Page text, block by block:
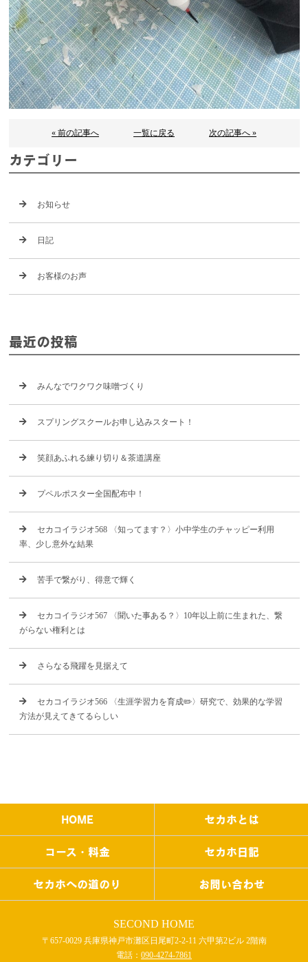
« 前の記事へ 一覧に戻る 次の記事へ »
カテゴリー
お知らせ
日記
お客様のお声
最近の投稿
みんなでワクワク味噌づくり
スプリングスクールお申し込みスタート！
笑顔あふれる練り切り＆茶道講座
プペルポスター全国配布中！
セカコイラジオ568 〈知ってます？〉小中学生のチャッピー利用
率、少し意外な結果
苦手で繋がり、得意で輝く
セカコイラジオ567 〈聞いた事ある？〉10年以上前に生まれた、繋
がらない権利とは
さらなる飛躍を見据えて
セカコイラジオ566 〈生涯学習力を育成✏️〉研究で、効果的な学習
方法が見えてきてるらしい
HOME セカホとは
コース・料金 セカホ日記
セカホへの道のり お問い合わせ
SECOND HOME
〒657-0029 兵庫県神戸市灘区日尾町2-2-11 六甲第2ビル 2階南
電話： 090-4274-7861